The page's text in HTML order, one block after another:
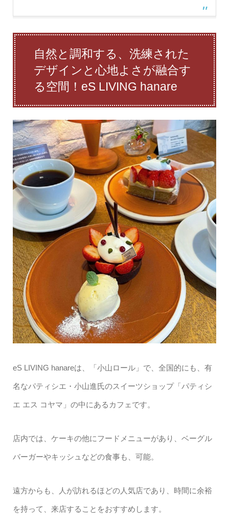
自然と調和する、洗練された
デザインと心地よさが融合す
る空間！eS LIVING hanare
eS LIVING hanareは、「小山ロール」で、全国的にも、有
名なパティシエ・小山進氏のスイーツショップ「パティシ
エ エス コヤマ」の中にあるカフェです。
店内では、ケーキの他にフードメニューがあり、ベーグル
バーガーやキッシュなどの食事も、可能。
遠方からも、人が訪れるほどの人気店であり、時間に余裕
を持って、来店することをおすすめします。